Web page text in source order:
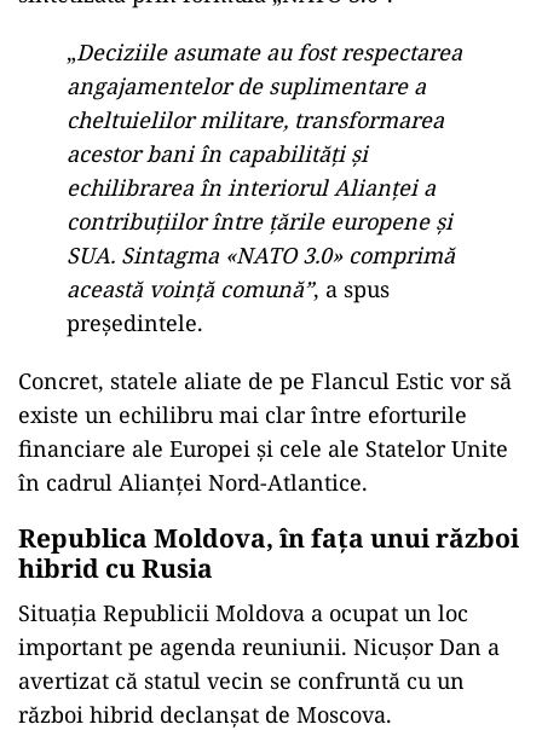
„Deciziile asumate au fost respectarea
angajamentelor de suplimentare a
cheltuielilor militare, transformarea
acestor bani în capabilități și
echilibrarea în interiorul Alianței a
contribuțiilor între țările europene și
SUA. Sintagma «NATO 3.0» comprimă
această voință comună”, a spus
președintele.
Concret, statele aliate de pe Flancul Estic vor să
existe un echilibru mai clar între eforturile
financiare ale Europei și cele ale Statelor Unite
în cadrul Alianței Nord-Atlantice.
Republica Moldova, în fața unui război
hibrid cu Rusia
Situația Republicii Moldova a ocupat un loc
important pe agenda reuniunii. Nicușor Dan a
avertizat că statul vecin se confruntă cu un
război hibrid declanșat de Moscova.